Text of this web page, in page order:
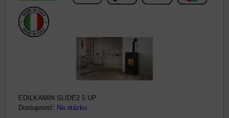
EDILKAMIN SLIDE2 5 UP
Dostupnosť: Na otázku